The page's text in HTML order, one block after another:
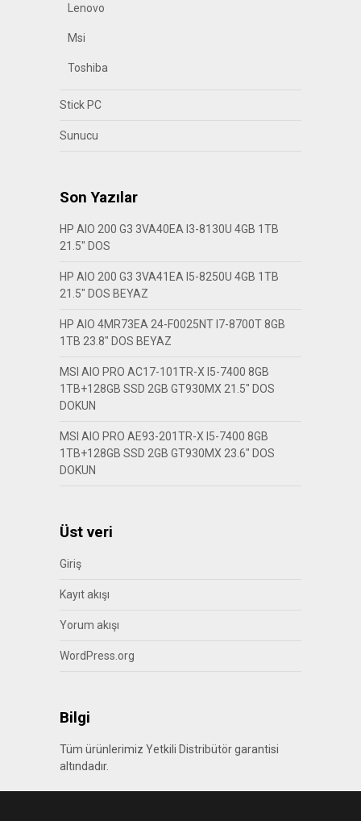
Lenovo
Msi
Toshiba
Stick PC
Sunucu
Son Yazılar
HP AIO 200 G3 3VA40EA I3-8130U 4GB 1TB
21.5″ DOS
HP AIO 200 G3 3VA41EA I5-8250U 4GB 1TB
21.5″ DOS BEYAZ
HP AIO 4MR73EA 24-F0025NT I7-8700T 8GB
1TB 23.8″ DOS BEYAZ
MSI AIO PRO AC17-101TR-X I5-7400 8GB
1TB+128GB SSD 2GB GT930MX 21.5″ DOS
DOKUN
MSI AIO PRO AE93-201TR-X I5-7400 8GB
1TB+128GB SSD 2GB GT930MX 23.6″ DOS
DOKUN
Üst veri
Giriş
Kayıt akışı
Yorum akışı
WordPress.org
Bilgi
Tüm ürünlerimiz Yetkili Distribütör garantisi
altındadır.